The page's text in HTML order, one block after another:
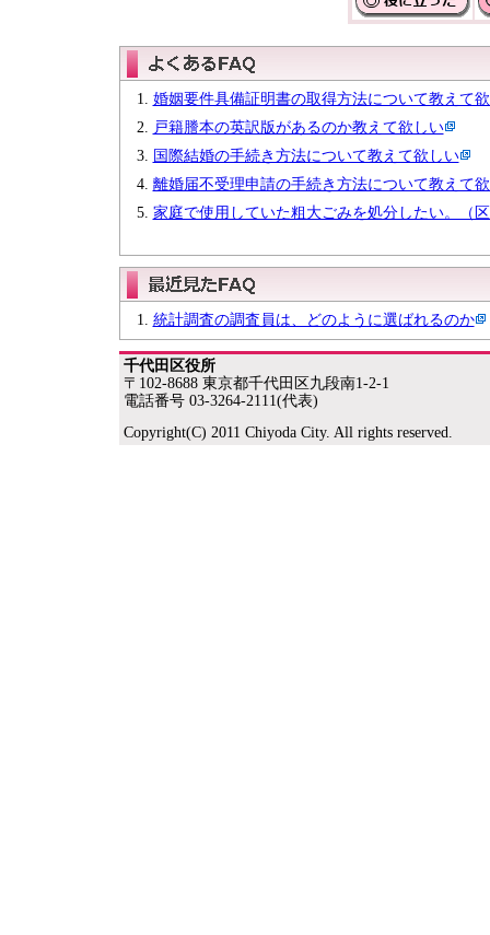
婚姻要件具備証明書の取得方法について教えて
戸籍謄本の英訳版があるのか教えて欲しい
国際結婚の手続き方法について教えて欲しい
離婚届不受理申請の手続き方法について教えて
家庭で使用していた粗大ごみを処分したい。（
統計調査の調査員は、どのように選ばれるのか
千代田区役所
〒102-8688 東京都千代田区九段南1-2-1
電話番号 03-3264-2111(代表)
Copyright(C) 2011 Chiyoda City. All rights reserved.